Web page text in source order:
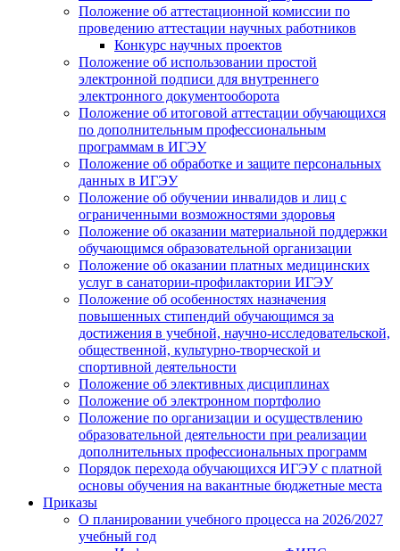
Положение об аттестационной комиссии по
проведению аттестации научных работников
Конкурс научных проектов
Положение об использовании простой
электронной подписи для внутреннего
электронного документооборота
Положение об итоговой аттестации обучающихся
по дополнительным профессиональным
программам в ИГЭУ
Положение об обработке и защите персональных
данных в ИГЭУ
Положение об обучении инвалидов и лиц с
ограниченными возможностями здоровья
Положение об оказании материальной поддержки
обучающимся образовательной организации
Положение об оказании платных медицинских
услуг в санатории-профилактории ИГЭУ
Положение об особенностях назначения
повышенных стипендий обучающимся за
достижения в учебной, научно-исследовательской,
общественной, культурно-творческой и
спортивной деятельности
Положение об элективных дисциплинах
Положение об электронном портфолио
Положение по организации и осуществлению
образовательной деятельности при реализации
дополнительных профессиональных программ
Порядок перехода обучающихся ИГЭУ с платной
основы обучения на вакантные бюджетные места
Приказы
О планировании учебного процесса на 2026/2027
учебный год